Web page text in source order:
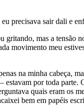
precisava sair dali e
mas a tensão
movimento meu
na minha cabeça,
por toda parte.
quais eram os
bem em papéis